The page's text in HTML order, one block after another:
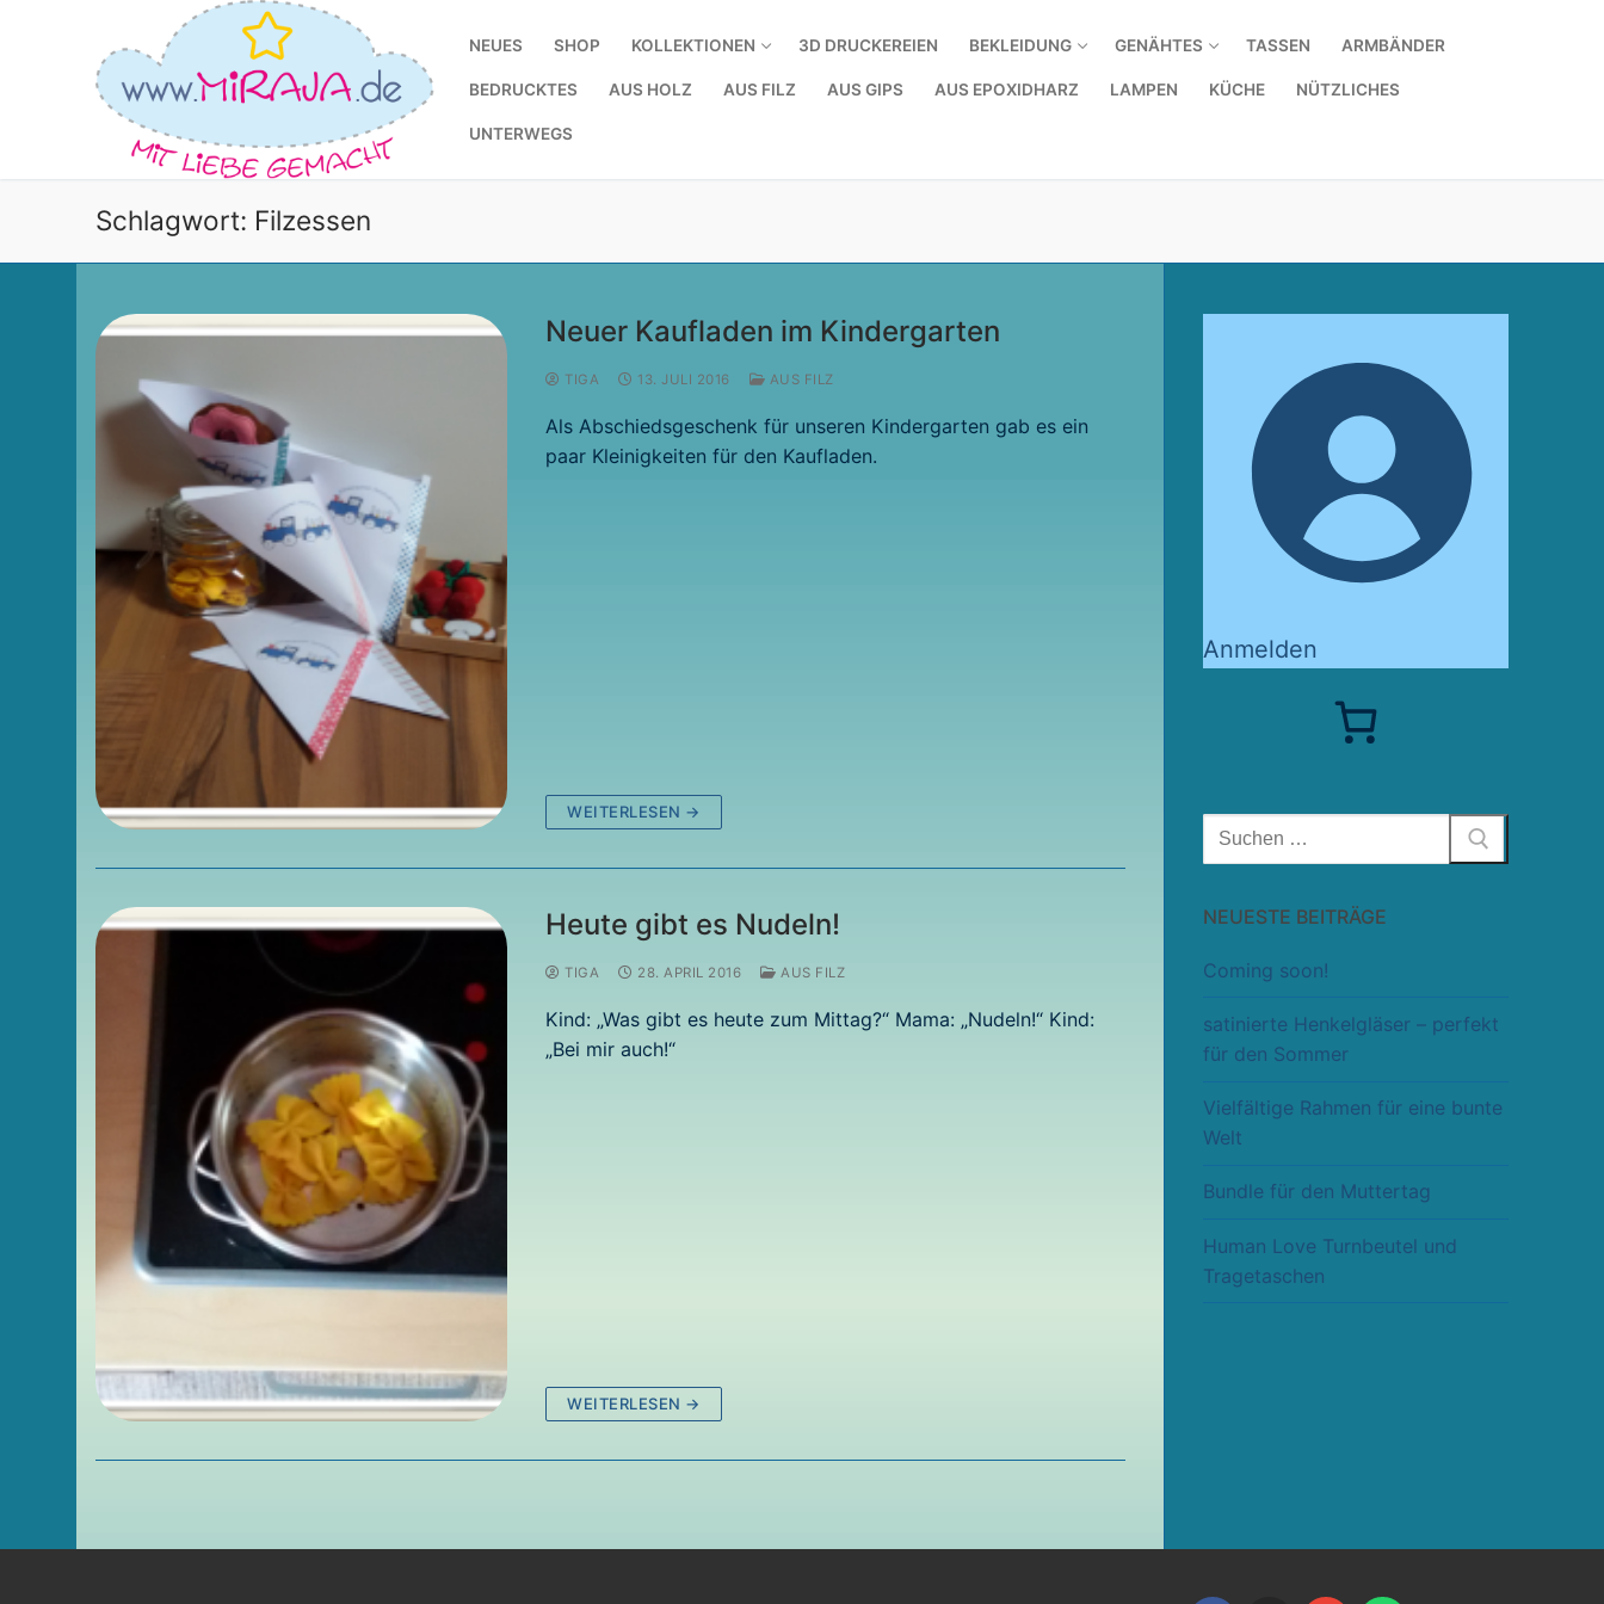
NEUES SHOP KOLLEKTIONEN 3D DRUCKEREIEN BEKLEIDUNG GENÄHTES TASSEN ARMBÄNDER
BEDRUCKTES AUS HOLZ AUS FILZ AUS GIPS AUS EPOXIDHARZ LAMPEN KÜCHE NÜTZLICHES
UNTERWEGS
Schlagwort: Filzessen
Neuer Kaufladen im Kindergarten
TIGA 13. JULI 2016 AUS FILZ
Als Abschiedsgeschenk für unseren Kindergarten gab es ein
paar Kleinigkeiten für den Kaufladen.
WEITERLESEN →
Heute gibt es Nudeln!
TIGA 28. APRIL 2016 AUS FILZ
Kind: „Was gibt es heute zum Mittag?“ Mama: „Nudeln!“ Kind:
„Bei mir auch!“
WEITERLESEN →
Anmelden
Suchen
nach:
NEUESTE BEITRÄGE
Coming soon!
satinierte Henkelgläser – perfekt
für den Sommer
Vielfältige Rahmen für eine bunte
Welt
Bundle für den Muttertag
Human Love Turnbeutel und
Tragetaschen